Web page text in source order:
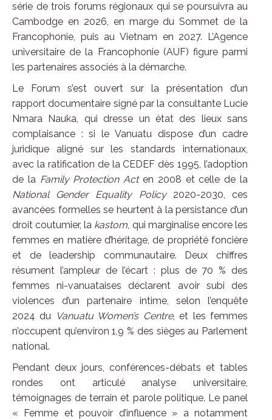
série de trois forums régionaux qui se poursuivra au
Cambodge en 2026, en marge du Sommet de la
Francophonie, puis au Vietnam en 2027. L’Agence
universitaire de la Francophonie (AUF) figure parmi
les partenaires associés à la démarche.
Le Forum s’est ouvert sur la présentation d’un
rapport documentaire signé par la consultante Lucie
Nmara Nauka, qui dresse un état des lieux sans
complaisance : si le Vanuatu dispose d’un cadre
juridique aligné sur les standards internationaux,
avec la ratification de la CEDEF dès 1995, l’adoption
de la Family Protection Acten 2008 et celle de la
National Gender Equality Policy2020-2030, ces
avancées formelles se heurtent à la persistance d’un
droit coutumier, la kastom, qui marginalise encore les
femmes en matière d’héritage, de propriété foncière
et de leadership communautaire. Deux chiffres
résument l’ampleur de l’écart : plus de 70 % des
femmes ni-vanuataises déclarent avoir subi des
violences d’un partenaire intime, selon l’enquête
2024 du Vanuatu Women’s Centre, et les femmes
n’occupent qu’environ 1,9 % des sièges au Parlement
national.
Pendant deux jours, conférences-débats et tables
rondes ont articulé analyse universitaire,
témoignages de terrain et parole politique. Le panel
« Femme et pouvoir d’influence » a notamment